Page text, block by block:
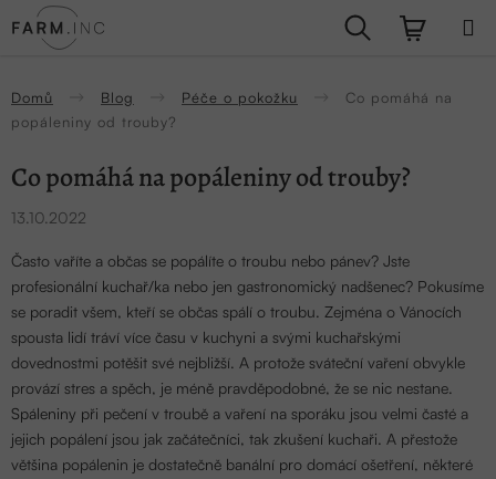
na
Hledat
Domů Blog Péče o pokožku
Co pomáhá na
popáleniny od trouby?
Co pomáhá na popáleniny od trouby?
13.10.2022
Často vaříte a občas se popálíte o troubu nebo pánev? Jste
profesionální kuchař/ka nebo jen gastronomický nadšenec? Pokusíme
se poradit všem, kteří se občas spálí o troubu. Zejména o Vánocích
spousta lidí tráví více času v kuchyni a svými kuchařskými
dovednostmi potěšit své nejbližší. A protože sváteční vaření obvykle
provází stres a spěch, je méně pravděpodobné, že se nic nestane.
Spáleniny při pečení v troubě a vaření na sporáku jsou velmi časté a
jejich popálení jsou jak začátečníci, tak zkušení kuchaři. A přestože
většina popálenin je dostatečně banální pro domácí ošetření, některé